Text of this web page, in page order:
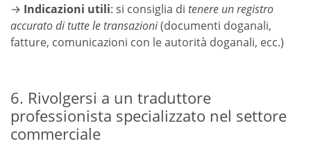
→ Indicazioni utili: si consiglia di tenere un registro
accurato di tutte le transazioni(documenti doganali,
fatture, comunicazioni con le autorità doganali, ecc.)
6. Rivolgersi a un traduttore
professionista specializzato nel settore
commerciale